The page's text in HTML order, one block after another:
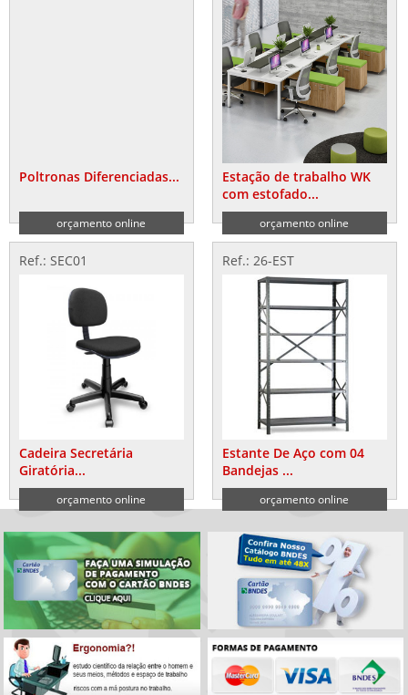
Poltronas Diferenciadas...
orçamento online
Estação de trabalho WK
com estofado...
orçamento online
Ref.: SEC01
Cadeira Secretária
Giratória...
orçamento online
Ref.: 26-EST
Estante De Aço com 04
Bandejas ...
orçamento online